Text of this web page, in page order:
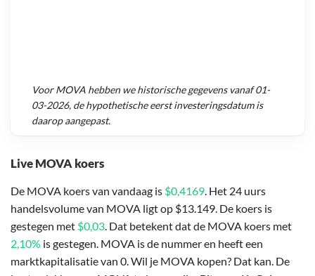
Live MOVA koers
De MOVA koers van vandaag is $0,4169. Het 24 uurs
handelsvolume van MOVA ligt op $13.149. De koers is
gestegen met $0,03. Dat betekent dat de MOVA koers met
2,10% is gestegen. MOVA is de nummer en heeft een
marktkapitalisatie van 0. Wil je MOVA kopen? Dat kan. De
VoorMOVA hebben we historische gegevens vanaf01-
03-2026, de hypothetische eerst investeringsdatum is
daarop aangepast.